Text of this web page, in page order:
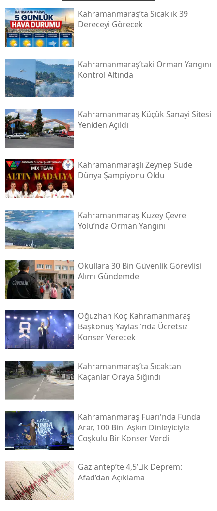
Kahramanmaraş’ta Sıcaklık 39
Dereceyi Görecek
Kahramanmaraş’taki Orman Yangını
Kontrol Altında
Kahramanmaraş Küçük Sanayi Sitesi
Yeniden Açıldı
Kahramanmaraşlı Zeynep Sude
Dünya Şampiyonu Oldu
Kahramanmaraş Kuzey Çevre
Yolu’nda Orman Yangını
Okullara 30 Bin Güvenlik Görevlisi
Alımı Gündemde
Oğuzhan Koç Kahramanmaraş
Başkonuş Yaylası'nda Ücretsiz
Konser Verecek
Kahramanmaraş’ta Sıcaktan
Kaçanlar Oraya Sığındı
Kahramanmaraş Fuarı'nda Funda
Arar, 100 Bini Aşkın Dinleyiciyle
Coşkulu Bir Konser Verdi
Gaziantep’te 4,5’lik Deprem:
Afad’dan Açıklama